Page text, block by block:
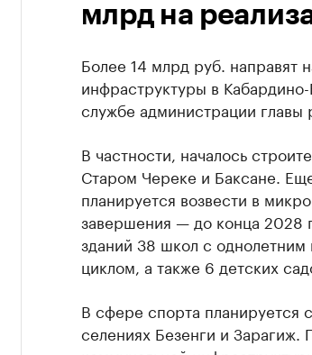
млрд на
Более 14 млрд руб. направят
инфраструктуры в
службе администрации главы
В частности, началось
Старом Череке и Баксане.
планируется возвести в
завершения — до конца 2028
зданий 38 школ с
циклом, а также 6 детских
В сфере спорта планируется
селениях Безенги и